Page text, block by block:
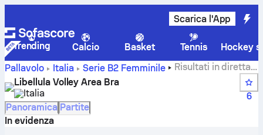
Scarica l'App
Trending Calcio Basket Tennis
Hockey
Pallavolo
Italia Serie B2 Femminile
Risultati in diretta,
calendario, partite e classifiche di Libellula Volley Area Bra
Libellula Volley Area Bra
Italia
6
Panoramica Partite
In evidenza